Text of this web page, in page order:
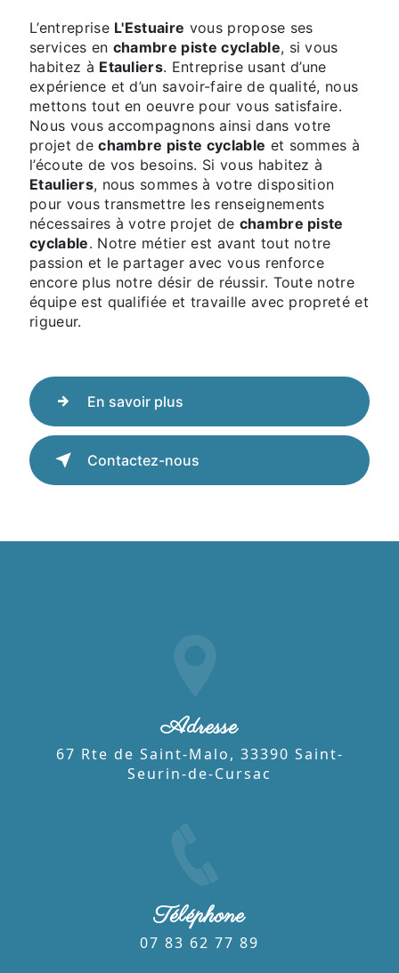
L’entreprise L'Estuaire vous propose ses
services en chambre piste cyclable, si vous
habitez à Etauliers. Entreprise usant d’une
expérience et d’un savoir-faire de qualité, nous
mettons tout en oeuvre pour vous satisfaire.
Nous vous accompagnons ainsi dans votre
projet dechambre piste cyclable et sommes à
l’écoute de vos besoins. Si vous habitez à
Etauliers, nous sommes à votre disposition
pour vous transmettre les renseignements
nécessaires à votre projet de chambre piste
cyclable. Notre métier est avant tout notre
passion et le partager avec vous renforce
encore plus notre désir de réussir. Toute notre
équipe est qualifiée et travaille avec propreté et
rigueur.
En savoir plus
Contactez-nous
Adresse
67 Rte de Saint-Malo, 33390 Saint-
Seurin-de-Cursac
Téléphone
07 83 62 77 89